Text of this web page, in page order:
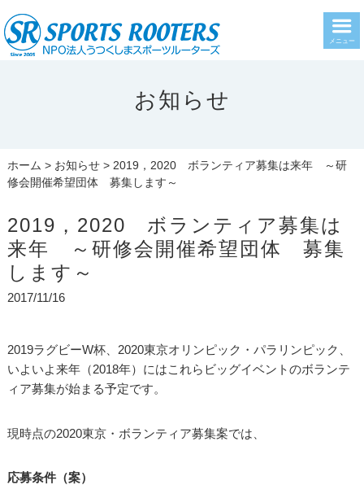
メニュー
お知らせ
ホーム > お知らせ> 2019，2020 ボランティア募集は来年 ～研
修会開催希望団体 募集します～
2019，2020 ボランティア募集は
来年 ～研修会開催希望団体 募集
します～
2017/11/16
2019ラグビーW杯、2020東京オリンピック・パラリンピック、
いよいよ来年（2018年）にはこれらビッグイベントのボランテ
ィア募集が始まる予定です。
現時点の2020東京・ボランティア募集案では、
応募条件（案）